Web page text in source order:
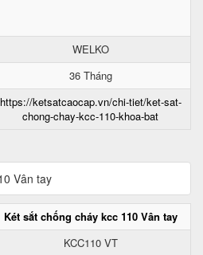
WELKO
36 Tháng
https://ketsatcaocap.vn/chi-tiet/ket-sat-
chong-chay-kcc-110-khoa-bat
Két sắt chống cháy kcc 110 Vân tay
KCC110 VT